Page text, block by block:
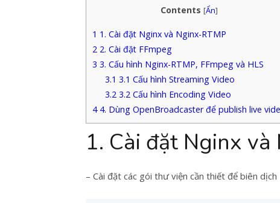
Contents [Ẩn]
1 1. Cài đặt Nginx và Nginx-RTMP
2 2. Cài đặt FFmpeg
3 3. Cấu hình Nginx-RTMP, FFmpeg và HLS
3.1 3.1 Cấu hình Streaming Video
3.2 3.2 Cấu hình Encoding Video
44. Dùng OpenBroadcaster để publish live
1. Cài đặt Nginx
– Cài đặt các gói thư viện cần thiết để biên